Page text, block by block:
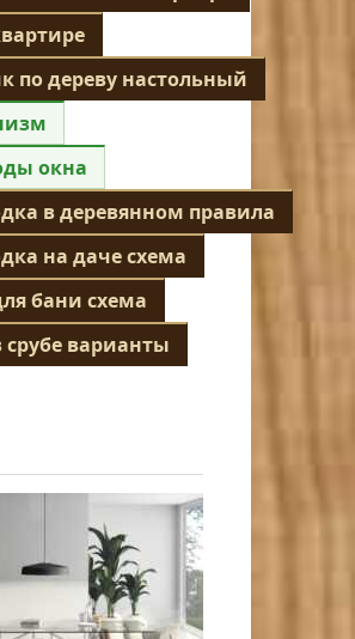
по дереву настольный
окна
в деревянном правила
на даче схема
бани схема
срубе варианты